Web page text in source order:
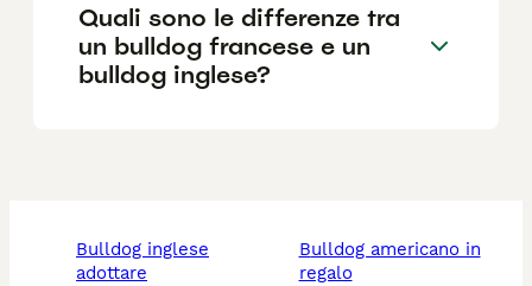
Quali sono le differenze tra
un bulldog francese e un
bulldog inglese?
bulldog inglese
adottare
bulldog americano in
regalo